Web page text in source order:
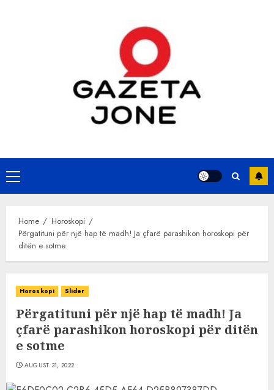
Primary
Menu
Home
Horoskopi
Përgatituni për një hap të madh! Ja çfarë parashikon horoskopi për
ditën e sotme
Horoskopi Slider
Përgatituni për një hap të madh! Ja
çfarë parashikon horoskopi për ditën
e sotme
AUGUST 31, 2022